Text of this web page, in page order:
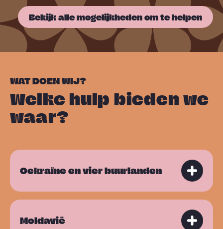
Bekijk alle mogelijkheden om te helpen
WAT DOEN WIJ?
Welke hulp bieden we
waar?
Oekraïne en vier buurlanden
Moldavië